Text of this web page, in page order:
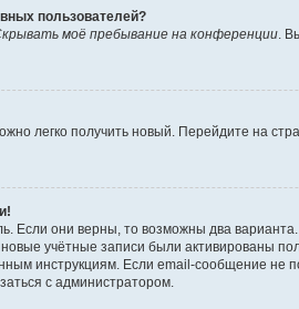
пользователей?
моё пребывание на конференции .
легко получить новый. Перейдите на
Если они верны, то возможны два
учётные записи были активированы
инструкциям. Если email-сообщение не
с администратором.